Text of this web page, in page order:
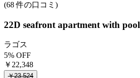
(68 件の口コミ)
22D seafront apartment with pool
ラゴス
5% OFF
￥22,348
￥23,524